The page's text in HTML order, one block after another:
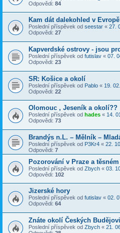
Odpovědi: 84
Kam dát dalekohled v
Poslední příspěvek od seestar « 27.
Odpovědi: 27
Kapverdské ostrovy - jsou
Poslední příspěvek od futislav « 07.
Odpovědi: 23
SR: Košice a okolí
Poslední příspěvek od Pablo « 19.
Odpovědi: 22
Olomouc , Jeseník a okolí??
Poslední příspěvek od hades « 14.
Odpovědi: 73
Brandýs n.L. – Mělník –
Poslední příspěvek od P3Kr4 « 22.
Odpovědi: 7
Pozorování v Praze a
Poslední příspěvek od Zbych « 03.
Odpovědi: 102
Jizerské hory
Poslední příspěvek od futislav « 02.
Odpovědi: 64
Znáte okolí Českých
Poslední příspěvek od Zbych « 21.